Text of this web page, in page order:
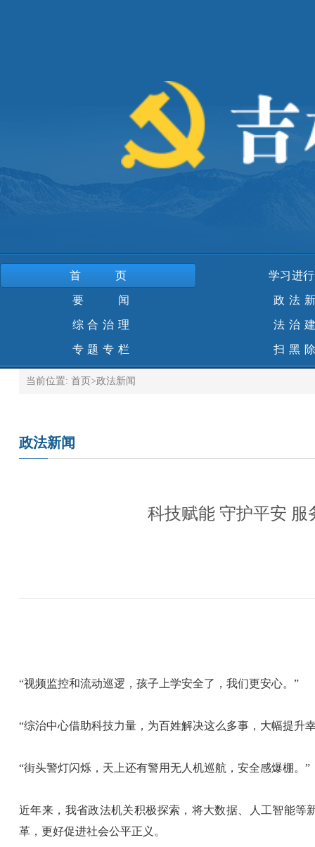
首页 学习进
要 闻 政法
综合治理 法治
专题专栏 扫黑
当前位置: 首页 >政法新闻
政法新闻
科技赋能 守护平安
“视频监控和流动巡逻，孩子上学安全了，我们更安心。”
“综治中心借助科技力量，为百姓解决这么多事，大幅提升
“街头警灯闪烁，天上还有警用无人机巡航，安全感爆棚。”
近年来，我省政法机关积极探索，将大数据、人工智能
革，更好促进社会公平正义。